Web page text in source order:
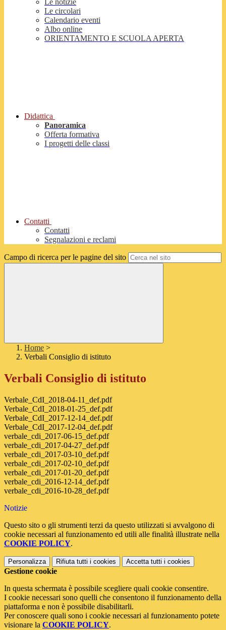
Le notizie
Le circolari
Calendario eventi
Albo online
ORIENTAMENTO E SCUOLA APERTA
Didattica
Panoramica
Offerta formativa
I progetti delle classi
Contatti
Contatti
Segnalazioni e reclami
Campo di ricerca per le pagine del sito
Home >
Verbali Consiglio di istituto
Verbali Consiglio di istituto
Verbale_CdI_2018-04-11_def.pdf
Verbale_CdI_2018-01-25_def.pdf
Verbale_CdI_2017-12-14_def.pdf
Verbale_CdI_2017-12-04_def.pdf
verbale_cdi_2017-06-15_def.pdf
verbale_cdi_2017-04-27_def.pdf
verbale_cdi_2017-03-10_def.pdf
verbale_cdi_2017-02-10_def.pdf
verbale_cdi_2017-01-20_def.pdf
verbale_cdi_2016-12-14_def.pdf
verbale_cdi_2016-10-28_def.pdf
Notizie
Questo sito o gli strumenti terzi da questo utilizzati si avvalgono di
cookie necessari al funzionamento ed utili alle finalità illustrate nella
COOKIE POLICY.
Personalizza Rifiuta tutti i cookies Accetta tutti i cookies
Gestione cookie
In questa schermata è possibile scegliere quali cookie consentire.
I cookie necessari sono quelli che consentono il funzionamento della
piattaforma e non è possibile disabilitarli.
Per conoscere quali sono i cookie necessari al funzionamento potete
visionare la COOKIE POLICY.